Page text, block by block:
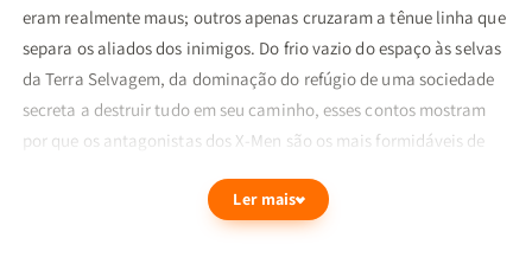
eram realmente maus; outros apenas cruzaram a tênue linha que
separa os aliados dos inimigos. Do frio vazio do espaço às selvas
da Terra Selvagem, da dominação do refúgio de uma sociedade
secreta a destruir tudo em seu caminho, esses contos mostram
por que os antagonistas dos X-Men são os mais formidáveis de
Ler mais